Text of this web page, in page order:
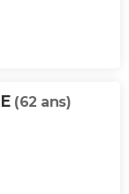
(62 ans)